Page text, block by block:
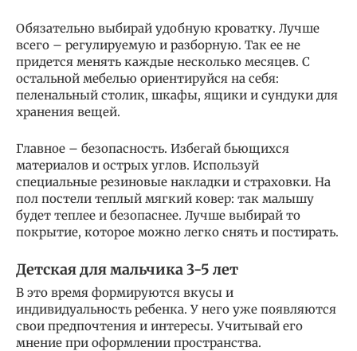
Обязательно выбирай удобную кроватку. Лучше
всего – регулируемую и разборную. Так ее не
придется менять каждые несколько месяцев. С
остальной мебелью ориентируйся на себя:
пеленальный столик, шкафы, ящики и сундуки для
хранения вещей.
Главное – безопасность. Избегай бьющихся
материалов и острых углов. Используй
специальные резиновые накладки и страховки. На
пол постели теплый мягкий ковер: так малышу
будет теплее и безопаснее. Лучше выбирай то
покрытие, которое можно легко снять и постирать.
Детская для мальчика 3-5 лет
В это время формируются вкусы и
индивидуальность ребенка. У него уже появляются
свои предпочтения и интересы. Учитывай его
мнение при оформлении пространства.